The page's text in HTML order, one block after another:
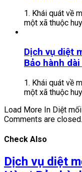
1. Khái quát về
một xã thuộc
Dịch vụ diệt
Bảo hành dài
1. Khái quát về
một xã thuộc
Load More In Diệt
Comments are closed.
Check Also
Dịch vụ diệt